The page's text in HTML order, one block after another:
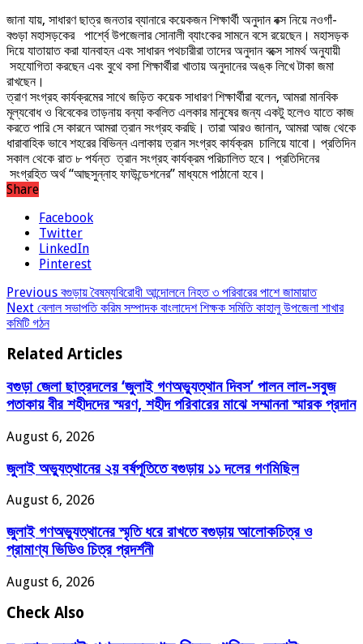
জানা যায়, সাধারণ ছাত্র জনতার ব্যানারে কয়েকজন শিক্ষার্থী অনুদান বক্স নিয়ে নওগাঁ-
বগুড়া মহাসড়কের পার্শ্বে উপজেলার সোনালী ব্যাংকের সামনে বসে রয়েছেন। মহাসড়ক
দিয়ে যাতায়াত করা যানবাহন এবং সাধারন পথচারীরা তাদের অনুদান বক্সে সামর্থ অনুযায়ী
সহযোগিতা করছেন এবং বুথে বসা শিক্ষার্থীরা খাতায় অনুদানের অঙ্ক লিখে টাকা জমা
রাখছেন।
ত্রাণ সংগ্রহ কার্যক্রমের সাথে জড়িত কয়েক সাধারণ শিক্ষার্থীরা বলেন, আমরা মানবিক
মূল্যবোধ ও বিবেকের তাড়নায় বন্যা কবলিত এলকার মানুষের জন্য একটু হলেও যাতে কাজ
করতে পারি সে কারনে আমরা ত্রান সংগ্রহ করছি। তারা আরও জানান, আমরা আজ থেকে
ধারাবাহিক ভাবে শহরের বিভিন্ন এলাকায় ত্রান সংগ্রহ কার্যক্রম চালিয়ে যাবো। প্রতিদিন
সকাল থেকে রাত ৮ পর্যন্ত ত্রান সংগ্রহ কার্যক্রম পরিচালিত হবে। প্রতিদিনের
সংগ্রহিত অর্থ “আছসুন্নাহ ফাউন্ডেশনের” মাধ্যমে পাঠানো হবে।
Share
Facebook
Twitter
LinkedIn
Pinterest
Previous বগুড়ায় বৈষম্যবিরোধী আন্দোলনে নিহত ৩ পরিবারের পাশে জামায়াত
Next বেলাল সভাপতি করিম সম্পাদক বাংলাদেশ শিক্ষক সমিতি কাহালু উপজেলা শাখার
কমিটি গঠন
Related Articles
বগুড়া জেলা ছাত্রদলের ‘জুলাই গণঅভ্যুত্থান দিবস’ পালন লাল-সবুজ
পতাকায় বীর শহীদদের স্মরণ, শহীদ পরিবারের মাঝে সম্মাননা স্মারক প্রদান
August 6, 2026
জুলাই অভ্যুত্থানের ২য় বর্ষপূতিতে বগুড়ায় ১১ দলের গণমিছিল
August 6, 2026
জুলাই গণঅভ্যুত্থানের স্মৃতি ধরে রাখতে বগুড়ায় আলোকচিত্র ও
প্রামাণ্য ভিডিও চিত্র প্রদর্শনী
August 6, 2026
Check Also